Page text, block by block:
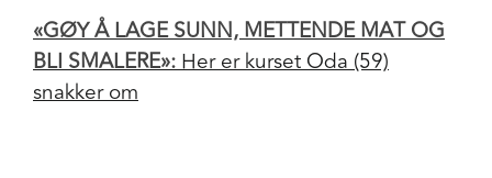
«GØY Å LAGE SUNN, METTENDE MAT OG
BLI SMALERE»:Her er kurset Oda (59)
snakker om